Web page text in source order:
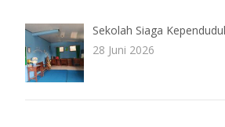
Sekolah Siaga
28 Juni 2026